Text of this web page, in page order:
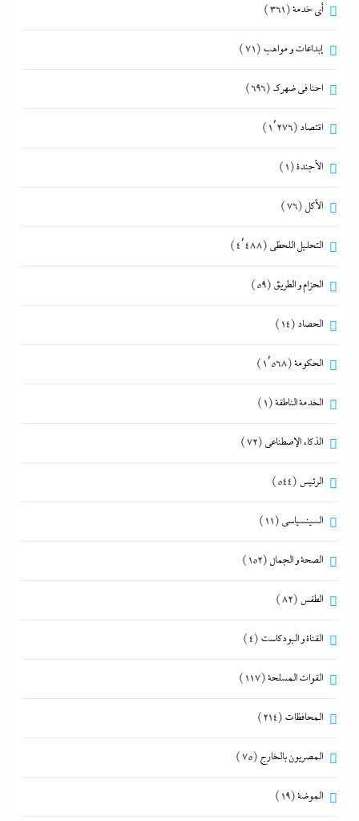
أي خدمة(361)
إبداعات و مواهب (71)
احنا في ضهرك (696)
اقتصاد (1٬276)
الأجندة(1)
الأكل (76)
التحليل اللحظي (4٬488)
الحزام و الطريق (59)
الحصاد (14)
الحكومة(1٬568)
الخدمة الناطقة(1)
الذكاء الإصطناعي (72)
الرئيس (544)
السينسياسي (11)
الصحة و الجمال (152)
الطقس (82)
القناة و البودكاست (4)
القوات المسلحة(117)
المحافظات (214)
المصريون بالخارج (75)
الموضة(19)